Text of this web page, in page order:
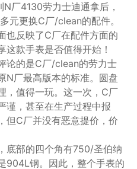
厂4130劳力士迪通拿后，
元更换C厂/clean的配件。
也反映了C厂在配件方面的
款手表是否值得开始！
论的是C厂/clean的劳力士
N厂最高版本的标准。圆盘
，值得一玩。这一次，C厂
谨，甚至在生产过程中报
但C厂并没有恶意提价，价
底部的四个角有750/圣伯纳
904L钢。因此，整个手表的